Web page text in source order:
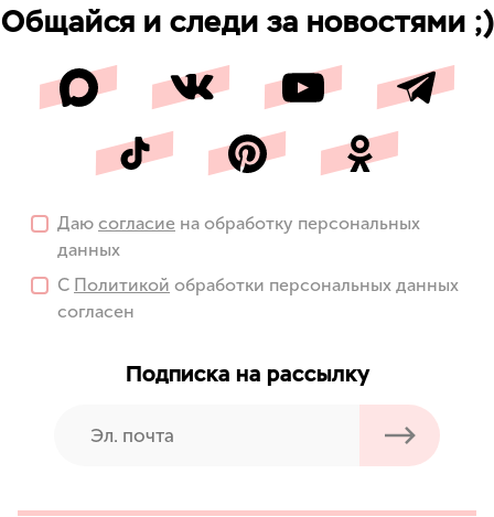
Общайся и следи за новостями ;)
Даю согласие на обработку персональных
данных
С Политикой обработки персональных данных
согласен
Подписка на рассылку